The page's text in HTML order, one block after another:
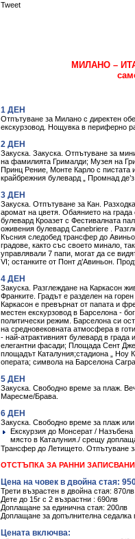
Tweet
МИЛАНО –
1 ДЕН
Отпътуване за Милано с директен
екскурзовод. Нощувка в периферно
2 ДЕН
Закуска. Закуска. Отпътуване за
на фамилията Грималди; Музея на
Принц Рение, Монте Карло с пистата
крайбрежния булевард „ Промнад
3 ДЕН
Закуска. Отпътуване за Кан.
аромат на цветя. Обаянието на
булевард Кроазет с Фестивалната
оживения булевард Canebriere .
Късния следобед трансфер до
градове, както със своето минало,
управлявали 7 папи, могат да се
VI; останките от Понт д’Авиньон.
4 ДЕН
Закуска. Разглеждане на Каркасон
Франките. Градът е разделен на
Каркасон е превърнат от папата и
местен екскурзовод в Барселона -
политически режим. Барселона си
на средновековната атмосфера в
- най-атрактивният булевард в
елегантни фасади; Площада Сент
площадът Каталуния;стадиона „ Ноу
операта; символа на Барселона
5 ДЕН
Закуска. Свободно време за плаж.
Маресме/Брава.
6 ДЕН
Закуска. Свободно време за плаж
Екскурзия до Монсерат /
място в Каталуния./ срещу
Трансфер до Летището. Отпътуване
ОТСТЪПКА ЗА РАННИ ЗАПИСВАНИЯ:
Цена на човек в двойна стая:
Трети възрастен в двойна стая: 870лв
Дете до 15г с 2 възрастни : 690лв
Доплащане за единична стая: 200лв
Доплащане за допълнителна седалка
Цената включва: